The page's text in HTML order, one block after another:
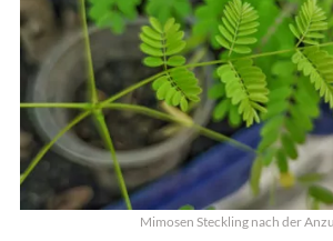
Mimosen Steckling nach der